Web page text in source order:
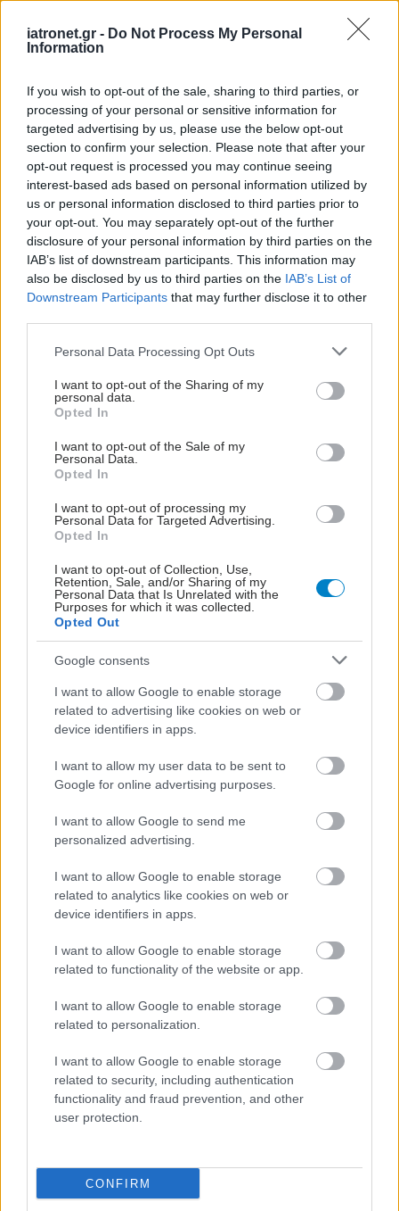
iatronet.gr - Do Not Process My Personal
Information
If you wish to opt-out of the sale, sharing to third parties, or
processing of your personal or sensitive information for
targeted advertising by us, please use the below opt-out
section to confirm your selection. Please note that after your
opt-out request is processed you may continue seeing
interest-based ads based on personal information utilized by
us or personal information disclosed to third parties prior to
your opt-out. You may separately opt-out of the further
disclosure of your personal information by third parties on the
IAB’s list of downstream participants. This information may
also be disclosed by us to third parties on the IAB’s List of
Downstream Participants that may further disclose it to other
Please note that this website/app uses one or more Google
not limited to your visit or usage behaviour. You may click to
grant or deny consent to Google and its third-party tags to
use your data for below specified purposes in below Google
consent section.
Personal Data Processing Opt Outs
I want to opt-out of the Sharing of my
personal data.
Opted In
I want to opt-out of the Sale of my
Personal Data.
Opted In
I want to opt-out of processing my
Personal Data for Targeted Advertising.
Opted In
I want to opt-out of Collection, Use,
Retention, Sale, and/or Sharing of my
Personal Data that Is Unrelated with the
Purposes for which it was collected.
Opted Out
Google consents
I want to allow Google to enable storage
related to advertising like cookies on web or
device identifiers in apps.
I want to allow my user data to be sent to
Google for online advertising purposes.
I want to allow Google to send me
personalized advertising.
I want to allow Google to enable storage
related to analytics like cookies on web or
device identifiers in apps.
I want to allow Google to enable storage
related to functionality of the website or app.
I want to allow Google to enable storage
related to personalization.
I want to allow Google to enable storage
related to security, including authentication
functionality and fraud prevention, and other
user protection.
CONFIRM
#TAGS
Καρκίνος,Καρκίνος πάγκρεας
Προσθέστε το iatronet.gr στο Discover
shares
ΔΙΑΒΑΣΤΕ ΑΚΟΜΑ
Καρκίνος ωοθηκών: Η
στην εξάπλωση της
νόσου [μελέτη]
MELODIC - Σε ποιους
απευθύνεται
εμπειρία καρκίνου μετά
την πανδημία [ελληνική
μελέτη]
συντονίστρια της
Ομάδας Εργασίας για το
για τον μυοδιηθητικό
Πότε είναι φυσιολογικός
και πότε χρειάζεται
ΔΕΙΤΕ ΕΠΙΣΗΣ